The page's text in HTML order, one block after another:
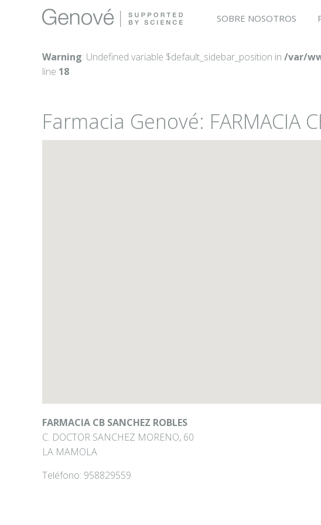
SOBRE NOSOTROS
Warning: Undefined variable $default_sidebar_position in /var/
line 18
Farmacia Genové: FARMACIA
FARMACIA CB SANCHEZ ROBLES
C. DOCTOR SANCHEZ MORENO, 60
LA MAMOLA
Teléfono: 958829559